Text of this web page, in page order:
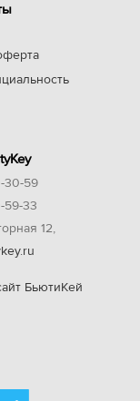
30-59
59-33
12,
БьютиКей